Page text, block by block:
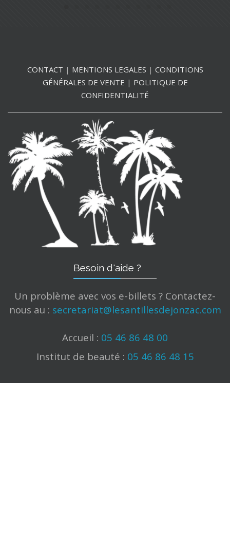
CONTACT | MENTIONS LEGALES | CONDITIONS
GÉNÉRALES DE VENTE | POLITIQUE DE
CONFIDENTIALITÉ
Besoin d'aide ?
Un problème avec vos e-billets ? Contactez-
nous au : secretariat@lesantillesdejonzac.com
Accueil : 05 46 86 48 00
Institut de beauté : 05 46 86 48 15